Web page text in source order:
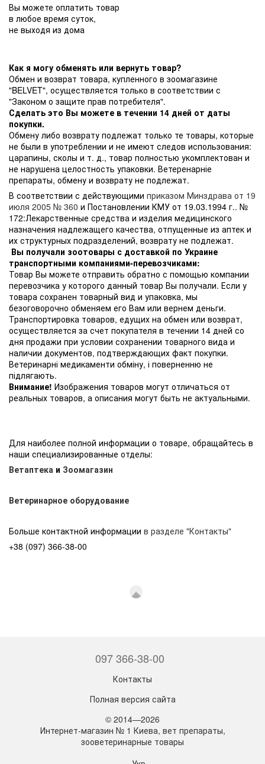
Вы можете оплатить товар
в любое время суток,
не выходя из дома
Как я могу обменять или вернуть товар?
Обмен и возврат товара, купленного в зоомагазине
"BELVET", осуществляется только в соответствии с
"Законом о защите прав потребителя".
Сделать это Вы можете в течении 14 дней от даты
покупки.
Обмену либо возврату подлежат только те товары, которые
не были в употреблении и не имеют следов использования:
царапины, сколы и т. д., товар полностью укомплектован и
не нарушена целостность упаковки. Ветеренарніе
препараты, обмену и возврату не подлежат.
В соответствии с действующими приказом Минздрава от 19
июля 2005 № 360 и Постановлении КМУ от 19.03.1994 г.. №
172:Лекарственные средства и изделия медицинского
назначения надлежащего качества, отпущенные из аптек и
их структурных подразделений, возврату не подлежат.
Вы получали зоотовары с доставкой по Украине
транспортными компаниями-перевозчиками:
Товар Вы можете отправить обратно с помощью компании
перевозчика у которого данный товар Вы получали. Если у
товара сохранен товарный вид и упаковка, мы
безоговорочно обменяем его Вам или вернем деньги.
Транспортировка товаров, едущих на обмен или возврат,
осуществляется за счет покупателя в течении 14 дней со
дня продажи при условии сохранении товарного вида и
наличии документов, подтверждающих факт покупки.
Ветеринарні медикаменти обміну, і поверненню не
підлягають.
Внимание! Изображения товаров могут отличаться от
реальных товаров, а описания могут быть не актуальными.
Для наиболее полной информации о товаре, обращайтесь в
наши специализированные отделы:
Ветаптека и Зоомагазин
Ветеринарное оборудование
Больше контактной информации в разделе "Контакты"
+38 (097) 366-38-00
097 366-38-00
Контакты
Полная версия сайта
© 2014—2026
Интернет-магазин № 1 Киева, вет препараты,
зооветеринарные товары